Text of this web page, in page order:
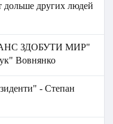
дольше других людей
ЗДОБУТИ МИР"
Вовнянко
- Степан